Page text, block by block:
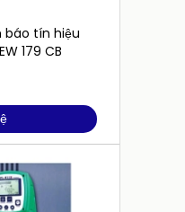
báo tín hiệu
179 CB